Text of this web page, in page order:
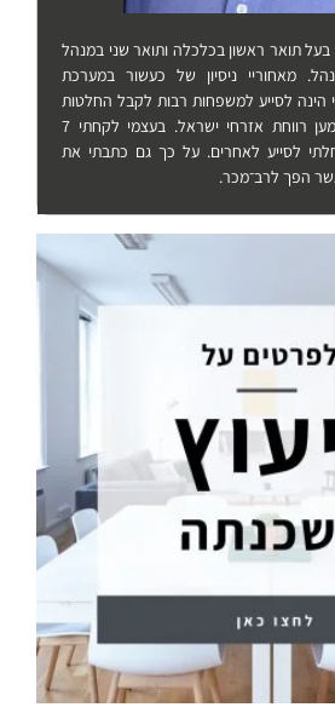
בעל תואר ראשון בכלכלה ותואר שני במנהל
מאחוריי ניסיון של כעשור במערכת
הינה לסייע למשפחות רבות לקבל החלטות
כלכליות טובות יותר למען רווחת אזרחי ישראל. בעצמי לקחתי 7
לסייע לאחרים. על כך גם כתבתי את
הפך לרב־מכר.